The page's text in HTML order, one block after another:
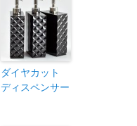
ダイヤカット
ディスペンサー